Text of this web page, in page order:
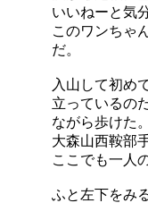
いいねーと気
このワンちゃ
だ。
入山して初め
立っているの
ながら歩けた。
大森山西鞍部
ここでも一人
ふと左下をみ